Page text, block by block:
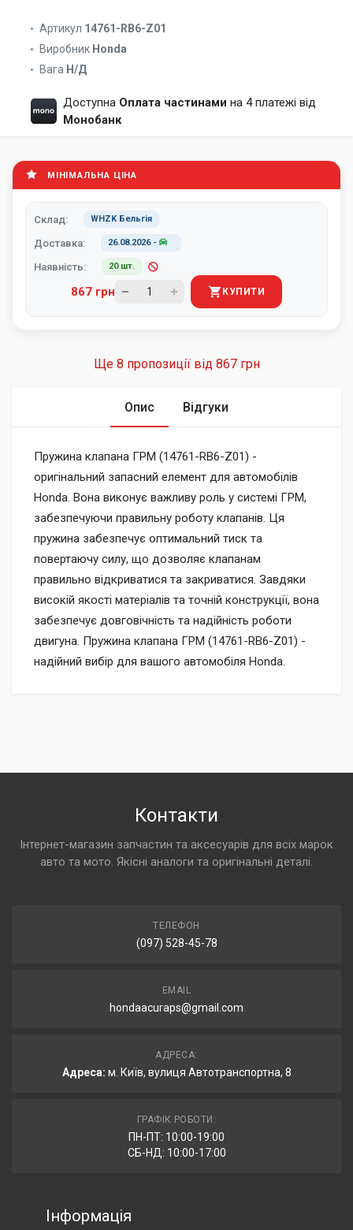
Артикул 14761-RB6-Z01
Виробник Honda
Вага Н/Д
Доступна Оплата частинами на 4 платежі від
Монобанк
МІНІМАЛЬНА ЦІНА
Склад: WHZK Бельгія
Доставка: 26.08.2026-
Наявність: 20 шт.
867 грн КУПИТИ
Ще 8 пропозиції від 867 грн
Опис Відгуки
Пружина клапана ГРМ (14761-RB6-Z01) -
оригінальний запасний елемент для автомобілів
Honda. Вона виконує важливу роль у системі ГРМ,
забезпечуючи правильну роботу клапанів. Ця
пружина забезпечує оптимальний тиск та
повертаючу силу, що дозволяє клапанам
правильно відкриватися та закриватися. Завдяки
високій якості матеріалів та точній конструкції, вона
забезпечує довговічність та надійність роботи
двигуна. Пружина клапана ГРМ (14761-RB6-Z01) -
надійний вибір для вашого автомобіля Honda.
Контакти
Інтернет-магазин запчастин та аксесуарів для всіх марок
авто та мото. Якісні аналоги та оригінальні деталі.
ТЕЛЕФОН
(097) 528-45-78
EMAIL
hondaacuraps@gmail.com
АДРЕСА:
Адреса: м. Київ, вулиця Автотранспортна, 8
ГРАФІК РОБОТИ:
ПН-ПТ: 10:00-19:00
СБ-НД: 10:00-17:00
Інформація